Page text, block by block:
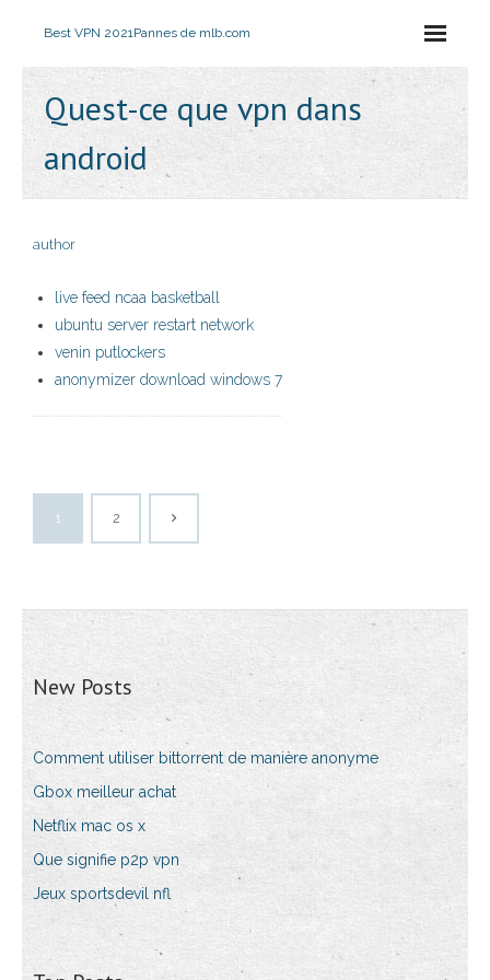
Best VPN 2021Pannes de mlb.com
Quest-ce que vpn dans
android
author
live feed ncaa basketball
ubuntu server restart network
venin putlockers
anonymizer download windows 7
1 2
New Posts
Comment utiliser bittorrent de manière anonyme
Gbox meilleur achat
Netflix mac os x
Que signifie p2p vpn
Jeux sportsdevil nfl